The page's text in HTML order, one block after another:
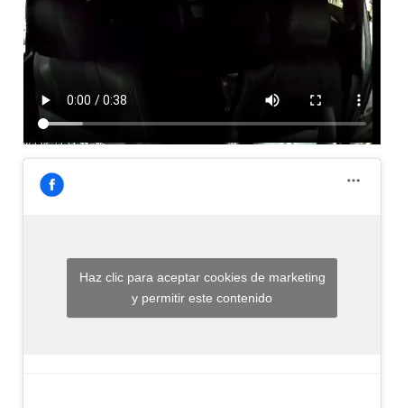
Haz clic para aceptar cookies de marketing
y permitir este contenido